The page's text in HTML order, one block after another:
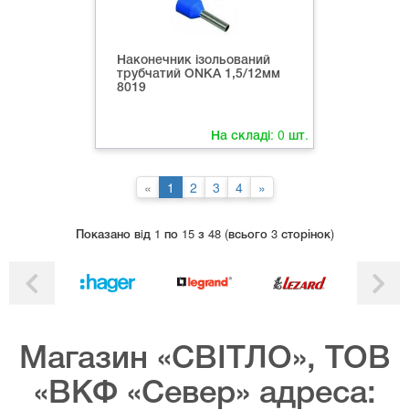
Наконечник ізольований
трубчатий ONKA 1,5/12мм
8019
На складі: 0 шт.
« 1 2 3 4 »
Показано вiд 1 по 15 з 48 (всього 3 сторінок)
Магазин «СВІТЛО», ТОВ
«ВКФ «Север» адреса: